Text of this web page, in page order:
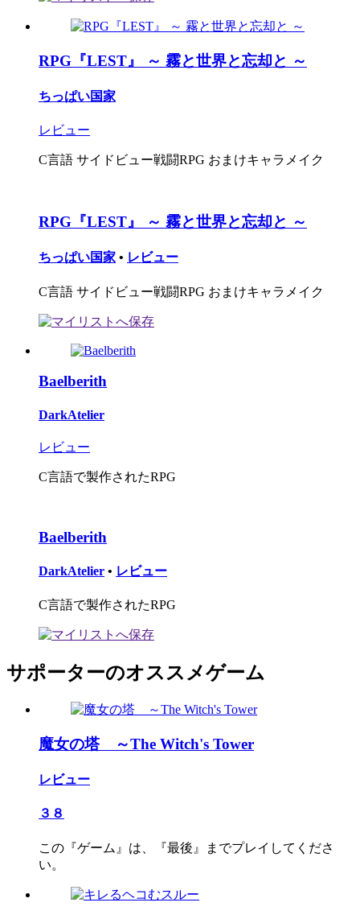
RPG『LEST』 ～ 霧と世界と忘却と ～
ちっぱい国家
レビュー
C言語 サイドビュー戦闘RPG おまけキャラメイク
RPG『LEST』 ～ 霧と世界と忘却と ～
ちっぱい国家 • レビュー
C言語 サイドビュー戦闘RPG おまけキャラメイク
Baelberith
DarkAtelier
レビュー
C言語で製作されたRPG
Baelberith
DarkAtelier • レビュー
C言語で製作されたRPG
サポーターのオススメゲーム
魔女の塔 ～The Witch's Tower
レビュー
３８
この『ゲーム』は、『最後』までプレイしてくださ
い。